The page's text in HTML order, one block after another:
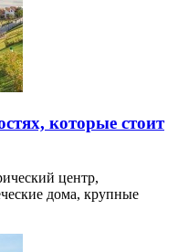
которые стоит
центр,
дома, крупные